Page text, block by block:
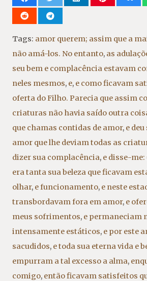
Tags: amor querem; assim que a
não amá-los. No entanto, as
seu bem e complacência estavam
neles mesmos, e, e como ficavam
oferta do Filho. Parecia que assim
criaturas não havia saído outra
que chamas contidas de amor, e
amor que lhe deviam todas as
dizer sua complacência, e disse-
era tanta sua beleza que ficavam
olhar, e funcionamento, e neste
transbordavam fora em amor, e
meus sofrimentos, e permaneciam
intensamente estáticos, e por este
sacudidos, e toda sua eterna vida e
empurram a tal excesso a alma,
comigo, então ficavam satisfeitos